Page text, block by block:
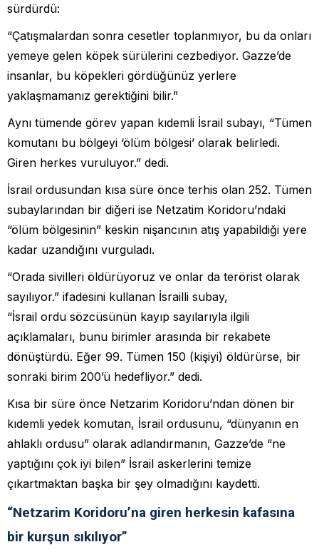
sürdürdü:
“Çatışmalardan sonra cesetler toplanmıyor, bu da onları
yemeye gelen köpek sürülerini cezbediyor. Gazze’de
insanlar, bu köpekleri gördüğünüz yerlere
yaklaşmamanız gerektiğini bilir.”
Aynı tümende görev yapan kıdemli İsrail subayı, “Tümen
komutanı bu bölgeyi ‘ölüm bölgesi’ olarak belirledi.
Giren herkes vuruluyor.” dedi.
İsrail ordusundan kısa süre önce terhis olan 252. Tümen
subaylarından bir diğeri ise Netzatim Koridoru’ndaki
“ölüm bölgesinin” keskin nişancının atış yapabildiği yere
kadar uzandığını vurguladı.
“Orada sivilleri öldürüyoruz ve onlar da terörist olarak
sayılıyor.” ifadesini kullanan İsrailli subay,
“İsrail ordu sözcüsünün kayıp sayılarıyla ilgili
açıklamaları, bunu birimler arasında bir rekabete
dönüştürdü. Eğer 99. Tümen 150 (kişiyi) öldürürse, bir
sonraki birim 200’ü hedefliyor.” dedi.
Kısa bir süre önce Netzarim Koridoru’ndan dönen bir
kıdemli yedek komutan, İsrail ordusunu, “dünyanın en
ahlaklı ordusu” olarak adlandırmanın, Gazze’de “ne
yaptığını çok iyi bilen” İsrail askerlerini temize
çıkartmaktan başka bir şey olmadığını kaydetti.
“Netzarim Koridoru’na giren herkesin kafasına
bir kurşun sıkılıyor”